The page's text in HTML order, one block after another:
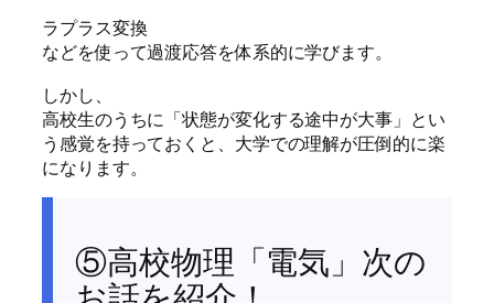
ラプラス変換
などを使って過渡応答を体系的に学びます。
しかし、
高校生のうちに「状態が変化する途中が大事」とい
う感覚を持っておくと、大学での理解が圧倒的に楽
になります。
⑤高校物理「電気」次の